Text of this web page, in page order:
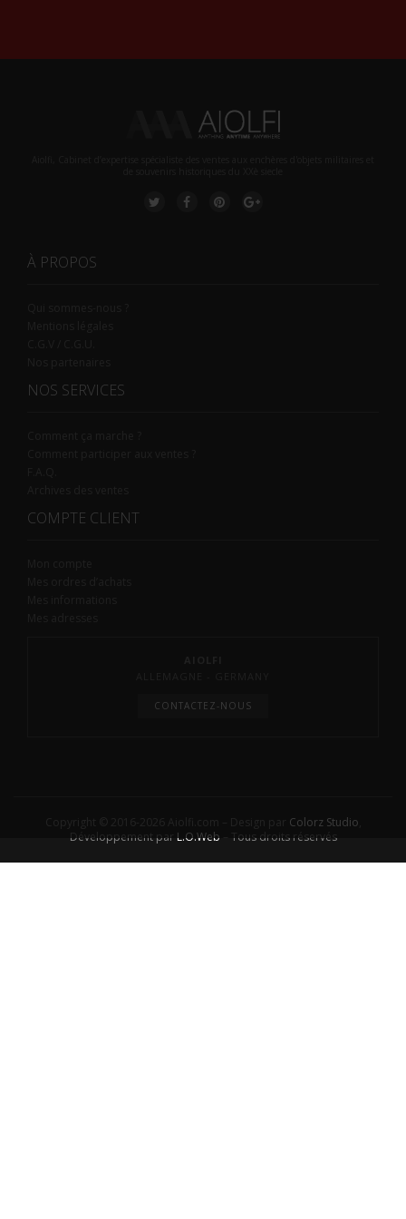
À PROPOS
NOS SERVICES
COMPTE CLIENT
CONTACTEZ-NOUS
Colorz Studio
Développement par L.O.Web – Tous droits réservés